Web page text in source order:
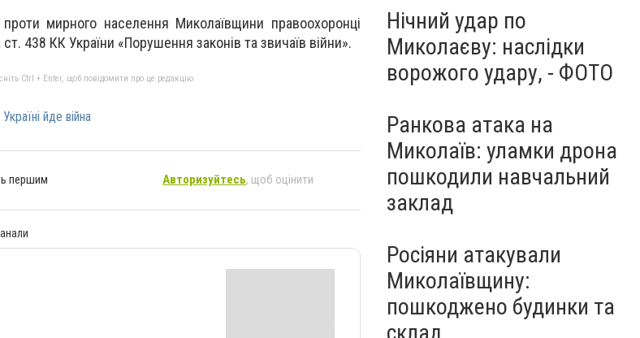
мирного населення Миколаївщини правоохоронці
438 КК України «Порушення законів та звичаїв війни».
Ctrl + Enter, щоб повідомити про це редакцію
йде війна
першим Авторизуйтесь, щоб оцінити
Нічний удар по
Миколаєву: наслідки
ворожого удару, - ФОТО
Ранкова атака на
Миколаїв: уламки дрона
пошкодили навчальний
заклад
Росіяни атакували
Миколаївщину:
пошкоджено будинки та